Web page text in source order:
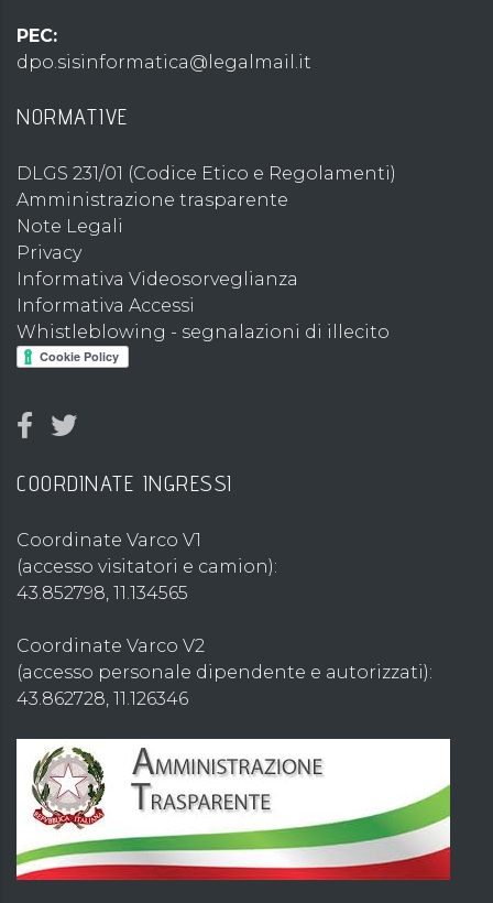
PEC:
dpo.sisinformatica@legalmail.it
NORMATIVE
DLGS 231/01 (Codice Etico e Regolamenti)
Amministrazione trasparente
Note Legali
Privacy
Informativa Videosorveglianza
Informativa Accessi
Whistleblowing - segnalazioni di illecito
COORDINATE INGRESSI
Coordinate Varco V1
(accesso visitatori e camion):
43.852798, 11.134565
Coordinate Varco V2
(accesso personale dipendente e autorizzati):
43.862728, 11.126346